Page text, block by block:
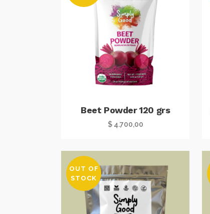
Beet Powder 120 grs
$4.700,00
OUT OF
STOCK